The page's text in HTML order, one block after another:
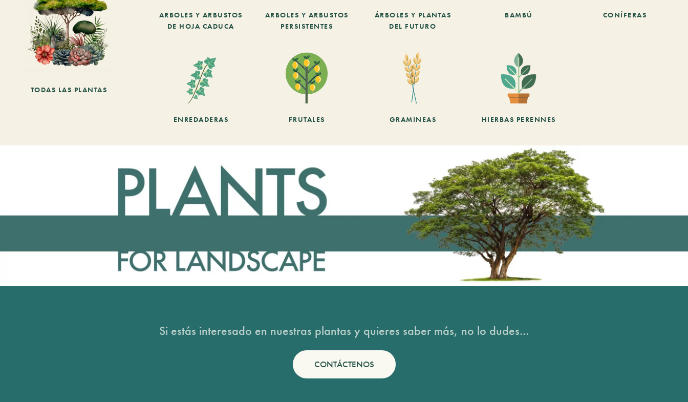
TODAS LAS PLANTAS
ARBOLES Y ARBUSTOS
DE HOJA CADUCA
ARBOLES Y ARBUSTOS
PERSISTENTES
ÁRBOLES Y PLANTAS
DEL FUTURO
BAMBÚ CONÍFERAS
ENREDADERAS FRUTALES GRAMINEAS HIERBAS PERENNES
Si estás interesado en nuestras plantas y quieres saber más, no lo dudes...
CONTÁCTENOS